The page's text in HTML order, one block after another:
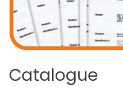
Catalogue